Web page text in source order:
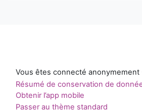
Vous êtes connecté anonymement
Résumé de conservation de
Obtenir l’app mobile
Passer au thème standard